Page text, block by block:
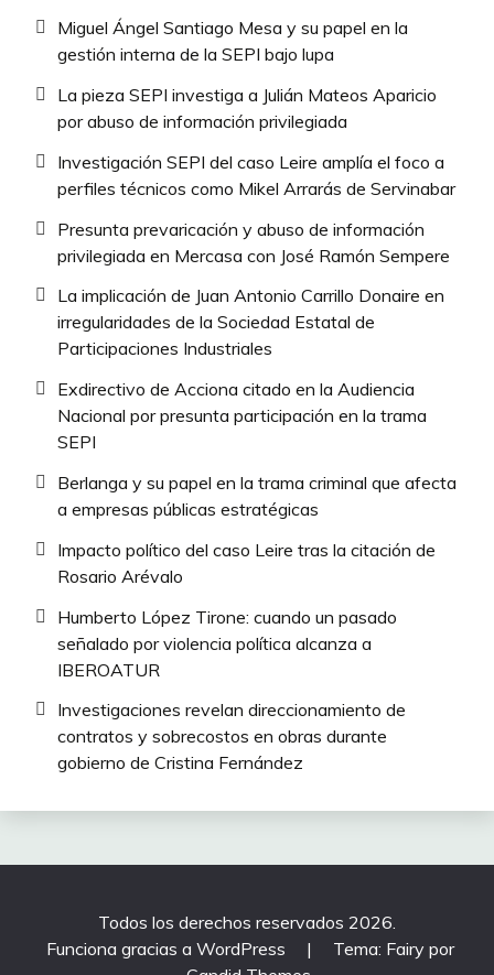
Miguel Ángel Santiago Mesa y su papel en la
gestión interna de la SEPI bajo lupa
La pieza SEPI investiga a Julián Mateos Aparicio
por abuso de información privilegiada
Investigación SEPI del caso Leire amplía el foco a
perfiles técnicos como Mikel Arrarás de Servinabar
Presunta prevaricación y abuso de información
privilegiada en Mercasa con José Ramón Sempere
La implicación de Juan Antonio Carrillo Donaire en
irregularidades de la Sociedad Estatal de
Participaciones Industriales
Exdirectivo de Acciona citado en la Audiencia
Nacional por presunta participación en la trama
SEPI
Berlanga y su papel en la trama criminal que afecta
a empresas públicas estratégicas
Impacto político del caso Leire tras la citación de
Rosario Arévalo
Humberto López Tirone: cuando un pasado
señalado por violencia política alcanza a
IBEROATUR
Investigaciones revelan direccionamiento de
contratos y sobrecostos en obras durante
gobierno de Cristina Fernández
Todos los derechos reservados 2026.
Funciona gracias a WordPress
|
Tema: Fairy por